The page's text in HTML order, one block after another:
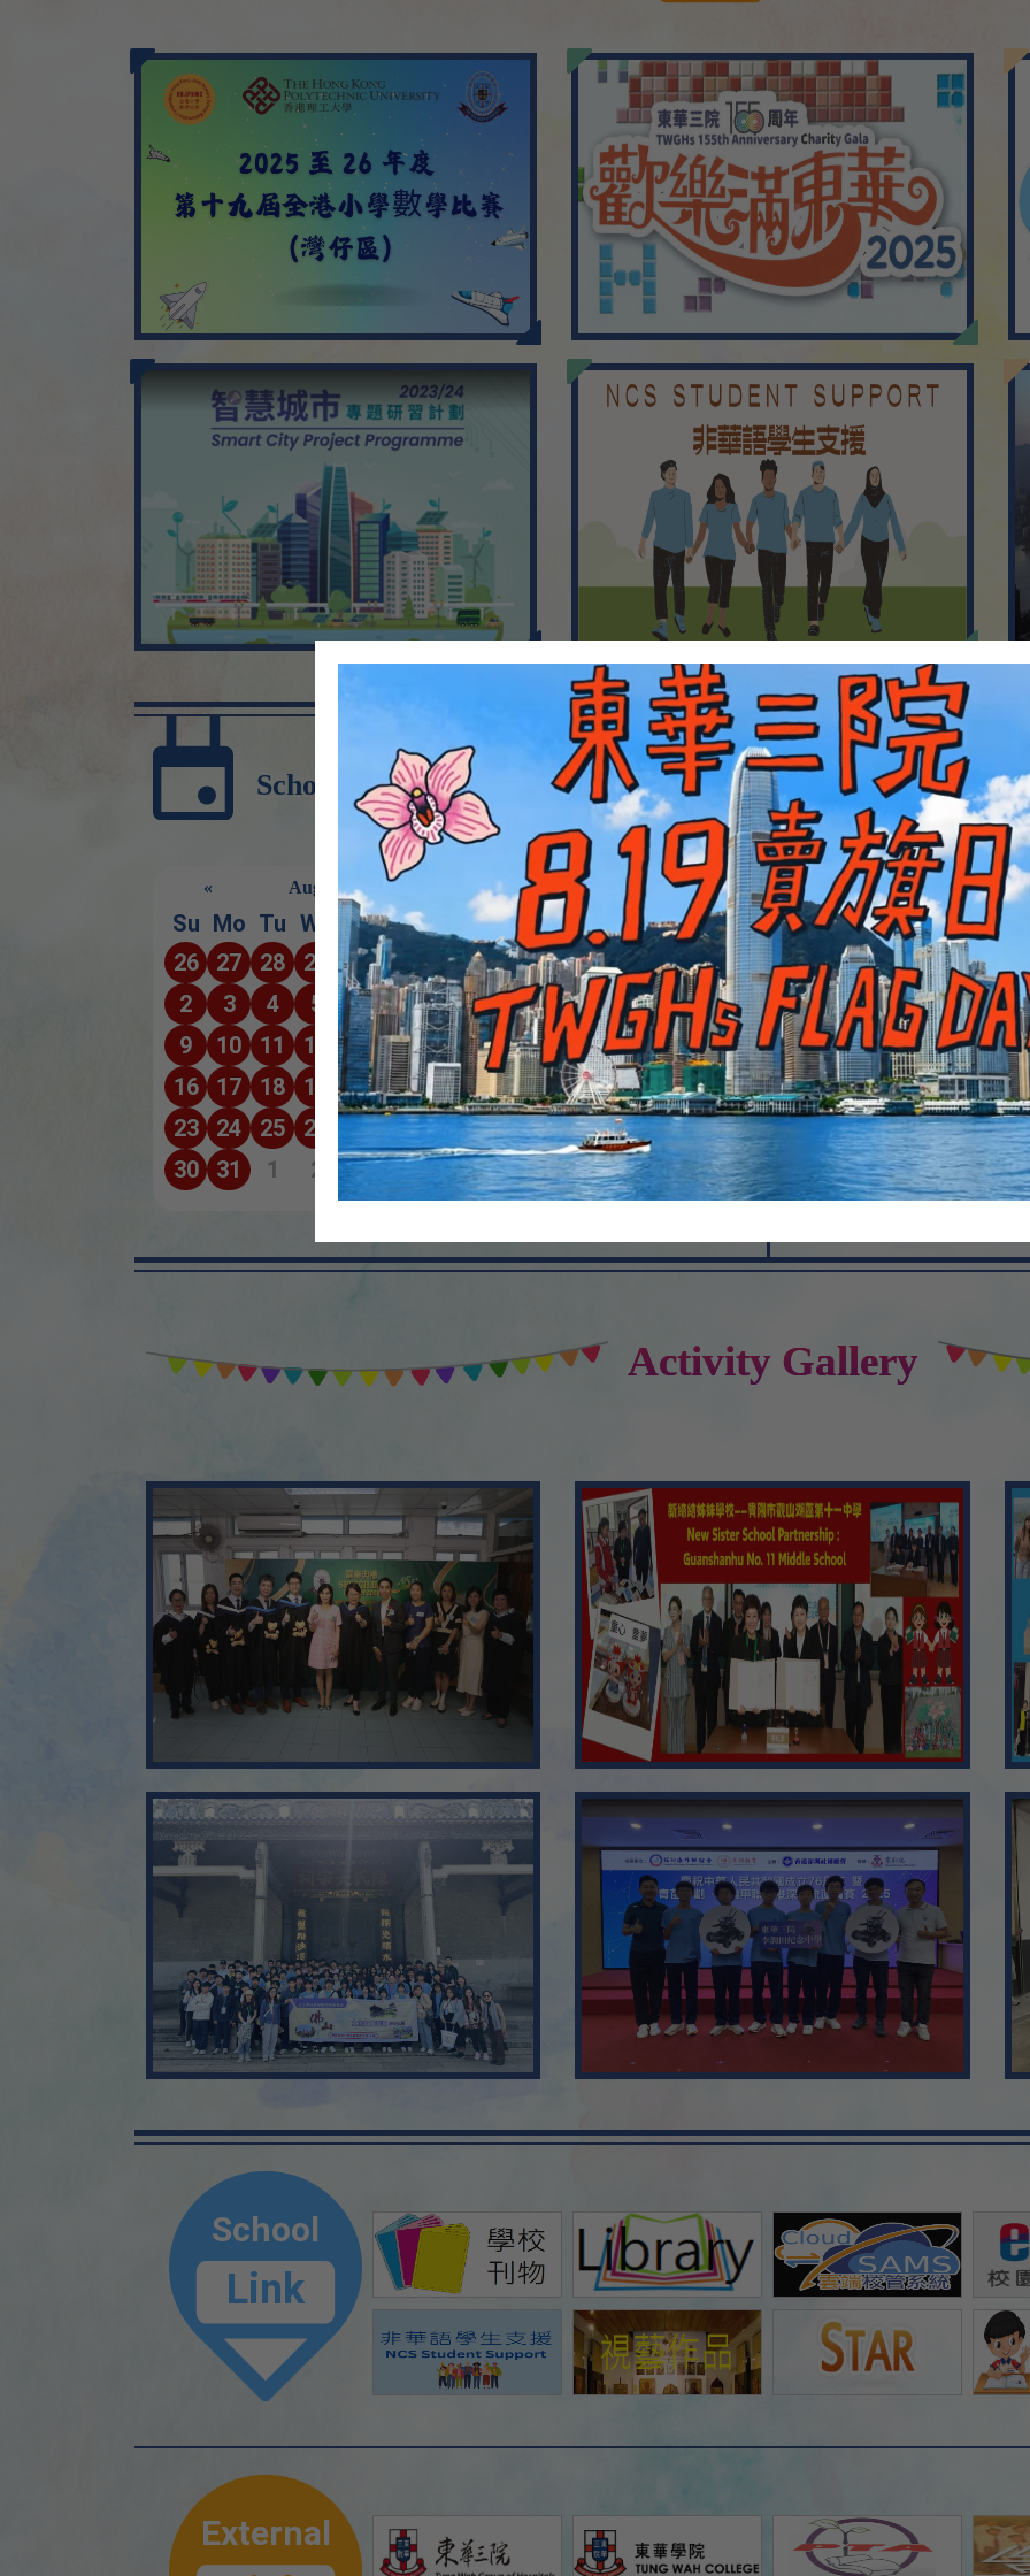
School Calendar
« August
Su Mo Tu We Th Fr
26
27 28 29 30 31
1
2
3 4 5 6 7
8
9
10 11 12 13 14
15
16
17 18 19 20 21
22
23
24 25 26 27 28
29
30
31 1 2 3 4 5
Aug
2
Aug
3
Aug
4
Aug
5
Aug
6
Aug
Aug
Aug
Aug
12
Aug
13
Aug
16
Aug
18
Aug
Announcements
04/2026
捷報！2025/26 學年本校數
03/2026
「獨立監察警方處理投訴委
03/2026
2026年3月11日數理週四社
02/2026
教育局邀請專業分享
01/2026
「健康 SUN 動力」健康校
2026德國、奧地利教育行
05/2025
使用A.I. 聊天機械人「自保
04/2024
惡劣天氣安排 ，上學指引:
Activity Gallery
School
Link
External